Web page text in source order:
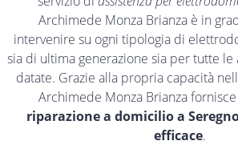
Archimede Monza Brianza è in
intervenire su ogni tipologia di
sia di ultima generazione sia per tutte
datate. Grazie alla propria capacità
Archimede Monza Brianza
riparazione a domicilio a
efficace.